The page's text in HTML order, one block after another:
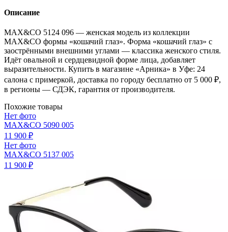
Описание
MAX&CO 5124 096 — женская модель из коллекции
MAX&CO формы «кошачий глаз». Форма «кошачий глаз» с
заострёнными внешними углами — классика женского стиля.
Идёт овальной и сердцевидной форме лица, добавляет
выразительности. Купить в магазине «Арника» в Уфе: 24
салона с примеркой, доставка по городу бесплатно от 5 000 ₽,
в регионы — СДЭК, гарантия от производителя.
Похожие товары
Нет фото
MAX&CO 5090 005
11 900 ₽
Нет фото
MAX&CO 5137 005
11 900 ₽